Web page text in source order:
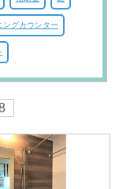
ングカウンター